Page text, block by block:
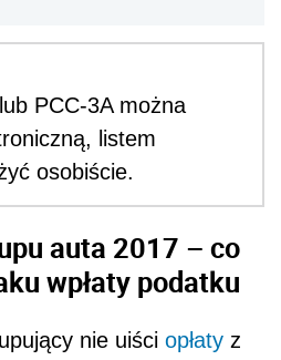
PCC-3A można
listem
osobiście.
auta 2017 – co
wpłaty podatku
nie uiści opłaty z